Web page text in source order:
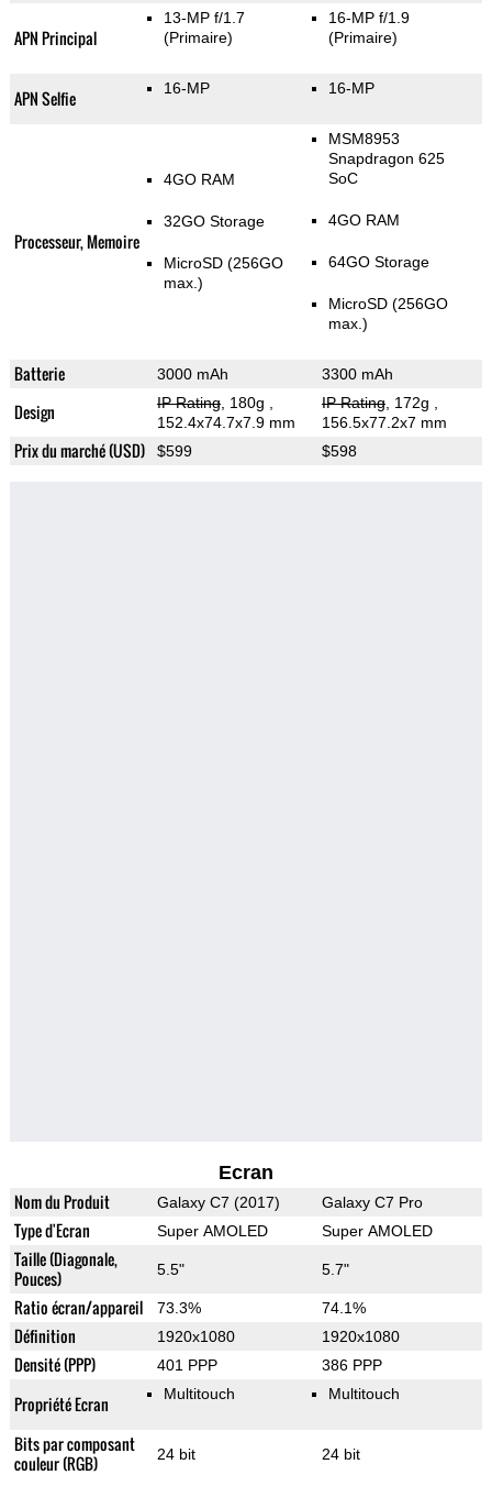
APN Principal
13-MP f/1.7
(Primaire)
16-MP f/1.9
(Primaire)
APN Selfie 16-MP 16-MP
Processeur, Memoire
4GO RAM
32GO Storage
MicroSD (256GO
max.)
MSM8953
Snapdragon 625
SoC
4GO RAM
64GO Storage
MicroSD (256GO
max.)
Batterie 3000 mAh 3300 mAh
Design IP Rating, 180g
152.4x74.7x7.9 mm
IP Rating, 172g
156.5x77.2x7 mm
Prix du marché (USD) $599 $598
Ecran
Nom du Produit Galaxy C7 (2017) Galaxy C7 Pro
Type d'Ecran Super AMOLED Super AMOLED
Taille (Diagonale,
Pouces)
5.5" 5.7"
Ratio écran/appareil 73.3% 74.1%
Définition 1920x1080 1920x1080
Densité (PPP) 401 PPP 386 PPP
Propriété Ecran Multitouch Multitouch
Bits par composant
couleur (RGB)
24 bit 24 bit